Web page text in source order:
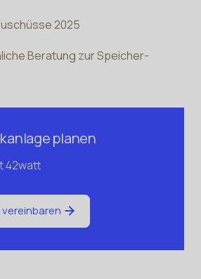
2025
Beratung zur Speicher-
planen
42watt